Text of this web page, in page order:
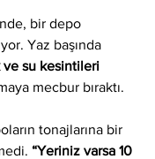
bir depo
Yaz başında
ve su kesintileri
mecbur bıraktı.
tonajlarına bir
“Yeriniz varsa 10